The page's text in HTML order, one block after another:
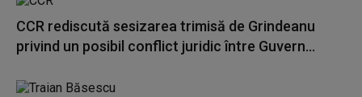
CCR rediscută sesizarea trimisă de Grindeanu
privind un posibil conflict juridic între Guvern...